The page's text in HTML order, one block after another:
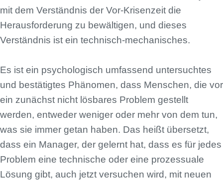
mit dem Verständnis der Vor-Krisenzeit die
Herausforderung zu bewältigen, und dieses
Verständnis ist ein technisch-mechanisches.
Es ist ein psychologisch umfassend untersuchtes
und bestätigtes Phänomen, dass Menschen, die vor
ein zunächst nicht lösbares Problem gestellt
werden, entweder weniger oder mehr von dem tun,
was sie immer getan haben. Das heißt übersetzt,
dass ein Manager, der gelernt hat, dass es für jedes
Problem eine technische oder eine prozessuale
Lösung gibt, auch jetzt versuchen wird, mit neuen